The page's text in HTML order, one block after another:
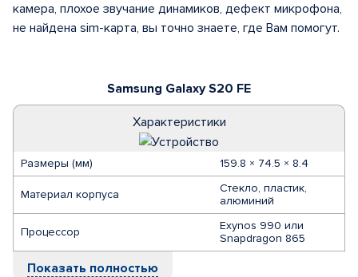
Samsung Galaxy S20 FE
Характеристики
Размеры (мм) 159.8 × 74.5 × 8.4
Материал корпуса
Стекло, пластик,
алюминий
Процессор
Exynos 990 или
Snapdragon 865
Показать полностью
камера, плохое звучание динамиков, дефект микрофона,
не найдена sim-карта, вы точно знаете, где Вам помогут.